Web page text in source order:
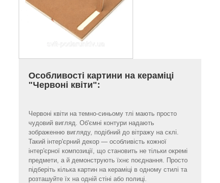
Особливості картини на кераміці
"Червоні квіти":
Червоні квіти на темно-синьому тлі мають просто
чудовий вигляд. Об'ємні контури надають
зображенню вигляду, подібний до вітражу на склі.
Такий інтер'єрний декор — особливість кожної
інтер'єрної композиції, що становить не тільки окремі
предмети, а й демонструють їхнє поєднання. Просто
підберіть кілька картин на кераміці в одному стилі та
розташуйте їх на одній стіні або полиці.